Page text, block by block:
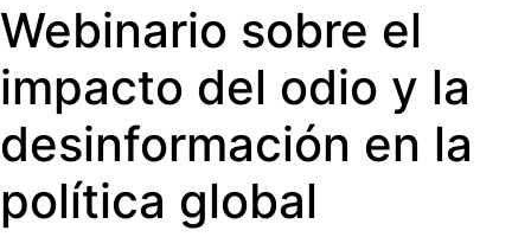
Webinario sobre el
impacto del odio y la
desinformación en la
política global